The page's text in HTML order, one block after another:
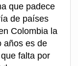
que padece
de países
Colombia la
años es de
falta por